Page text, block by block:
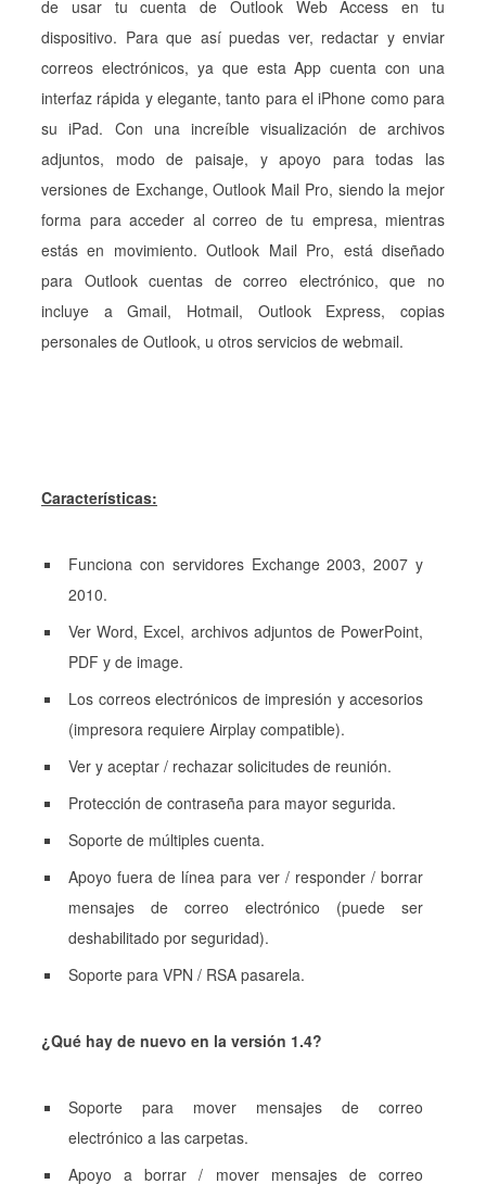
de usar tu cuenta de Outlook Web Access en tu
dispositivo. Para que así puedas ver, redactar y enviar
correos electrónicos, ya que esta App cuenta con una
interfaz rápida y elegante, tanto para el iPhone como para
su iPad. Con una increíble visualización de archivos
adjuntos, modo de paisaje, y apoyo para todas las
versiones de Exchange, Outlook Mail Pro, siendo la mejor
forma para acceder al correo de tu empresa, mientras
estás en movimiento. Outlook Mail Pro, está diseñado
para Outlook cuentas de correo electrónico, que no
incluye a Gmail, Hotmail, Outlook Express, copias
personales de Outlook, u otros servicios de webmail.
Características:
Funciona con servidores Exchange 2003, 2007 y
2010.
Ver Word, Excel, archivos adjuntos de PowerPoint,
PDF y de image.
Los correos electrónicos de impresión y accesorios
(impresora requiere Airplay compatible).
Ver y aceptar / rechazar solicitudes de reunión.
Protección de contraseña para mayor segurida.
Soporte de múltiples cuenta.
Apoyo fuera de línea para ver / responder / borrar
mensajes de correo electrónico (puede ser
deshabilitado por seguridad).
Soporte para VPN / RSA pasarela.
¿Qué hay de nuevo en la versión 1.4?
Soporte para mover mensajes de correo
electrónico a las carpetas.
Apoyo a borrar / mover mensajes de correo